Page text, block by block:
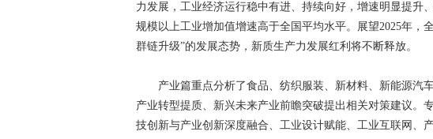
力发展，工业经济运行稳中有进、持续向好，增速明显提升
规模以上工业增加值增速高于全国平均水平。展望2025年，
群链升级”的发展态势，新质生产力发展红利将不断释放。
产业篇重点分析了食品、纺织服装、新材料、新能源汽
产业转型提质、新兴未来产业前瞻突破提出相关对策建议。
技创新与产业创新深度融合、工业设计赋能、工业互联网、